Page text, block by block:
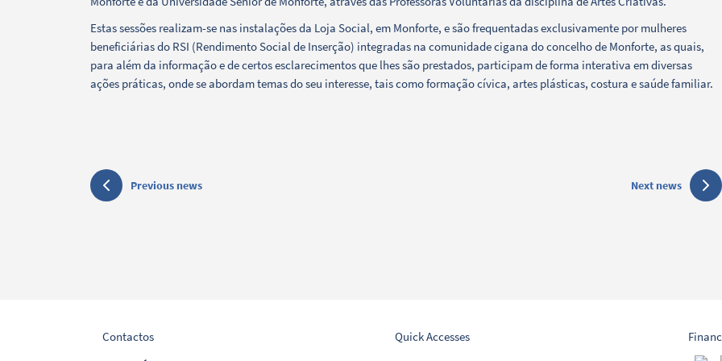
Filters
Estas sessões realizam-se nas instalações da Loja Social, em Monforte, e são frequentadas exclusivamente por mulheres
beneficiárias do RSI (Rendimento Social de Inserção) integradas na comunidade cigana do concelho de Monforte, as quais,
para além da informação e de certos esclarecimentos que lhes são prestados, participam de forma interativa em diversas
ações práticas, onde se abordam temas do seu interesse, tais como formação cívica, artes plásticas, costura e saúde familiar.
Previous news Next news
Contactos
Quick Accesses